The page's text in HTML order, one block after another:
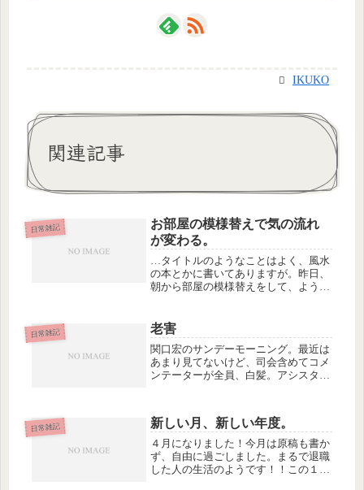
IKUKO
関連記事
日常雑記
お部屋の模様替えで気の流れ
が変わる。
…タイトルのようなことはよく、風水
の本とかに書いてありますが。昨日、
朝から部屋の模様替えをして、ようや
ぐちゃぐちゃですが。名古屋にいたと
きに自分用に買った棚なんですが、今
の...
日常雑記 老害
関口宏のサンデーモーニング。最近は
あまり見てないけど、司会含めてコメ
ンテーターが全員、白髪。アシスタン
田原総一朗のサンデープロジェクト。
こちらは昨年終了して、日曜の定番だ
っ...
日常雑記 新しい月、新しい年度。
４月になりました！今月は原稿も書か
ず、自由に過ごしました。まるで退職
した人の生活のようです！！この１ヶ